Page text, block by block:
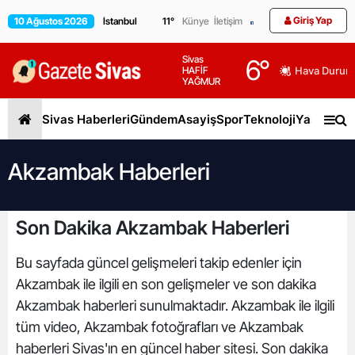
10 Ağustos 2026 11° Künye İletişim Giriş Yap
Sivas
HAFİF
YAĞMUR
6° Hava
Sivas HaberleriGündemAsayişSporTeknolojiYaşam
Akzambak Haberleri
Son Dakika Akzambak Haberleri
Bu sayfada güncel gelişmeleri takip edenler için
Akzambak ile ilgili en son gelişmeler ve son dakika
Akzambak haberleri sunulmaktadır. Akzambak ile ilgili
tüm video, Akzambak fotoğrafları ve Akzambak
haberleri Sivas'ın en güncel haber sitesi. Son dakika